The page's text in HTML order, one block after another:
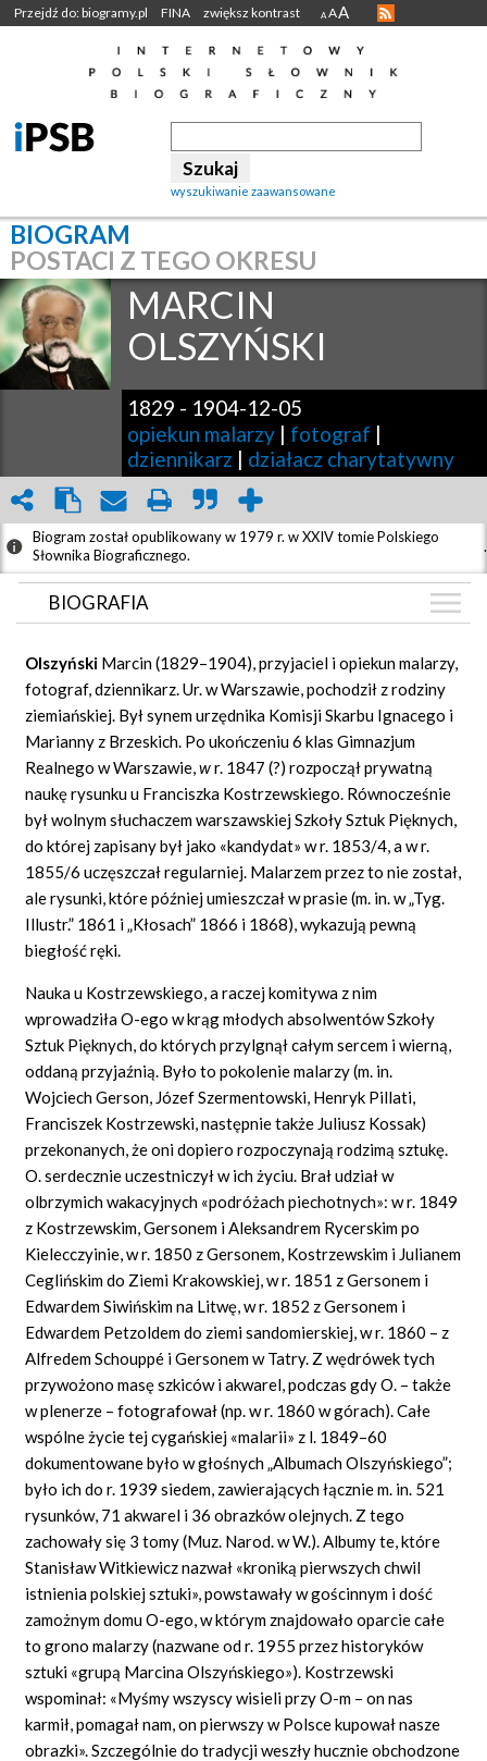
Przejdź do: biogramy.pl FINA zwiększ kontrast A AA
wyszukiwanie zaawansowane
BIOGRAM
POSTACI Z TEGO OKRESU
MARCIN
OLSZYŃSKI
1829 - 1904-12-05
opiekun malarzy | fotograf |
dziennikarz | działacz charytatywny
Biogram został opublikowany w 1979 r. w XXIV tomie Polskiego
Słownika Biograficznego.
.
BIOGRAFIA
ZDJĘCIA (7)
GRAF POWIĄZAŃ
DYSKUSJA
Mapa
Olszyński Marcin (1829–1904), przyjaciel i opiekun malarzy,
fotograf, dziennikarz. Ur. w Warszawie, pochodził z rodziny
ziemiańskiej. Był synem urzędnika Komisji Skarbu Ignacego i
Marianny z Brzeskich. Po ukończeniu 6 klas Gimnazjum
Realnego w Warszawie,wr. 1847 (?) rozpoczął prywatną
naukę rysunku u Franciszka Kostrzewskiego. Równocześnie
był wolnym słuchaczem warszawskiej Szkoły Sztuk Pięknych,
do której zapisany był jako «kandydat» w r. 1853/4, a w r.
1855/6 uczęszczał regularniej. Malarzem przez to nie został,
ale rysunki, które później umieszczał w prasie (m. in. w „Tyg.
Illustr.” 1861 i „Kłosach” 1866 i 1868), wykazują pewną
biegłość ręki.
Nauka u Kostrzewskiego, a raczej komitywa z nim
wprowadziła O-ego w krąg młodych absolwentów Szkoły
Sztuk Pięknych, do których przylgnął całym sercem i wierną,
oddaną przyjaźnią. Było to pokolenie malarzy (m. in.
Wojciech Gerson, Józef Szermentowski, Henryk Pillati,
Franciszek Kostrzewski, następnie także Juliusz Kossak)
przekonanych, że oni dopiero rozpoczynają rodzimą sztukę.
O. serdecznie uczestniczył w ich życiu. Brał udział w
olbrzymich wakacyjnych «podróżach piechotnych»: w r. 1849
z Kostrzewskim, Gersonem i Aleksandrem Rycerskim po
Kielecczyinie, w r. 1850 z Gersonem, Kostrzewskim i Julianem
Ceglińskim do Ziemi Krakowskiej, w r. 1851 z Gersonem i
Edwardem Siwińskim na Litwę, w r. 1852 z Gersonem i
Edwardem Petzoldem do ziemi sandomierskiej, w r. 1860 – z
Alfredem Schouppé i Gersonem w Tatry. Z wędrówek tych
przywożono masę szkiców i akwarel, podczas gdy O. – także
w plenerze – fotografował (np. w r. 1860 w górach). Całe
wspólne życie tej cygańskiej «malarii» z l. 1849–60
dokumentowane było w głośnych „Albumach Olszyńskiego”;
było ich do r. 1939 siedem, zawierających łącznie m. in. 521
rysunków, 71 akwarel i 36 obrazków olejnych. Z tego
zachowały się 3 tomy (Muz. Narod. w W.). Albumy te, które
Stanisław Witkiewicz nazwał «kronikąpierwszych chwil
istnienia polskiejsztuki»,powstawały w gościnnym i dość
zamożnym domu O-ego, w którym znajdowało oparcie całe
to grono malarzy (nazwane od r. 1955 przez historyków
sztuki «grupą Marcina Olszyńskiego»). Kostrzewski
wspominał: «Myśmywszyscy wisieli przy O-m – on nas
karmił, pomagał nam, on pierwszy w Polsce kupował nasze
obrazki». Szczególnie do tradycji weszły hucznie obchodzone